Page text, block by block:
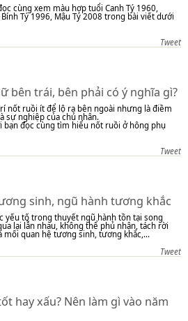
cùng xem màu hợp tuổi Canh Tý 1960,
Tý 1996, Mậu Tý 2008 trong bài viết dưới
Tweet
bên trái, bên phải có ý nghĩa gì?
nốt ruồi ít để lộ ra bên ngoài nhưng là điềm
sự nghiệp của chủ nhân.
bạn đọc cùng tìm hiểu nốt ruồi ở hông phụ
Tweet
sinh, ngũ hành tương khắc
yếu tố trong thuyết ngũ hành tồn tại song
lại lẫn nhau, không thể phủ nhận, tách rời
mối quan hệ tương sinh, tương khắc,...
Tweet
hay xấu? Nên làm gì vào năm